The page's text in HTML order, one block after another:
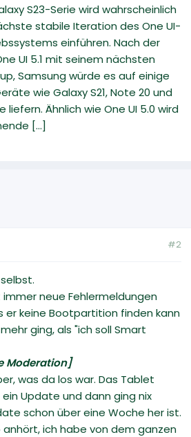
S23-Serie wird wahrscheinlich
stabile Iteration des One UI-
einführen. Nach der
UI 5.1 mit seinem nächsten
Samsung würde es auf einige
wie Galaxy S21, Note 20 und
liefern. Ähnlich wie One UI 5.0 wird
[...]
#2
neue Fehlermeldungen
er keine Bootpartition finden kann
ging, als "ich soll Smart
Moderation]
was da los war. Das Tablet
Update und dann ging nix
schon über eine Woche her ist.
anhört, ich habe von dem ganzen